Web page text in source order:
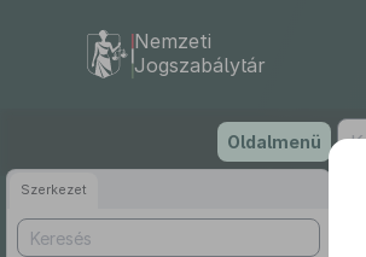
tartalomra
Nemzeti
Jogszabálytár
Oldalmenü
Szerkezet